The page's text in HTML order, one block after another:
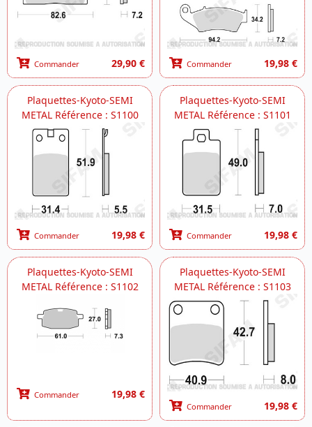
Commander 29,90 € Commander 19,98 €
Plaquettes-Kyoto-SEMI
METAL Référence : S1100
Commander 19,98 €
Plaquettes-Kyoto-SEMI
METAL Référence : S1101
Commander 19,98 €
Plaquettes-Kyoto-SEMI
METAL Référence : S1102
Commander 19,98 €
Plaquettes-Kyoto-SEMI
METAL Référence : S1103
Commander 19,98 €